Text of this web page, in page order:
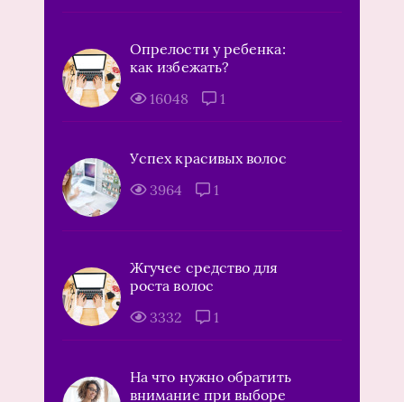
Опрелости у ребенка:
как избежать?
16048
1
Успех красивых волос
3964
1
Жгучее средство для
роста волос
3332
1
На что нужно обратить
внимание при выборе